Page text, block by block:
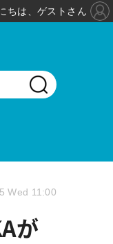
が
Wed 11:00
ちは、ゲストさん